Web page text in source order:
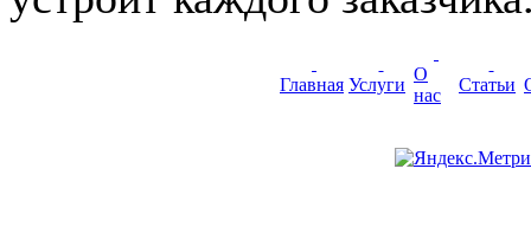
Главная Услуги
О
нас
Статьи